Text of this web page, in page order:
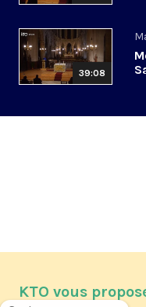
39:08
KTO vous